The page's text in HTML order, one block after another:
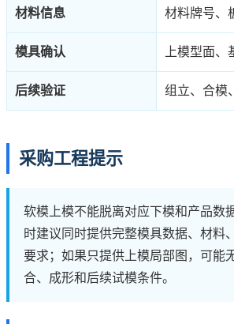
材料信息 材料牌号、
模具确认 上模型面
后续验证 组立、合模
采购工程提示
软模上模不能脱离对应下模和产品数
时建议同时提供完整模具数据、材料
要求；如果只提供上模局部图，可能
合、成形和后续试模条件。